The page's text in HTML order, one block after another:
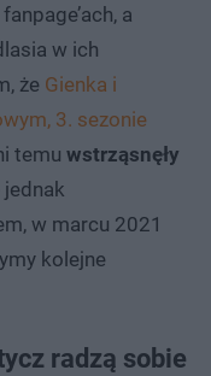
a
w ich
że Gienka i
3. sezonie
temu wstrząsnęły
jednak
w marcu 2021
kolejne
radzą sobie